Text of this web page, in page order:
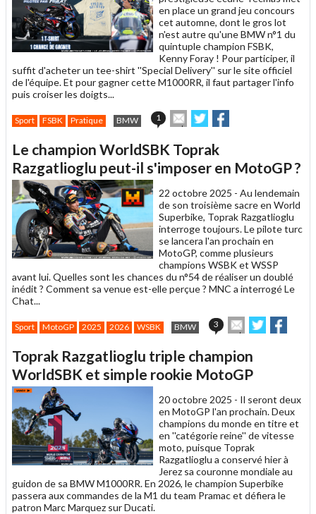
en place un grand jeu concours
cet automne, dont le gros lot
n'est autre qu'une BMW n°1 du
quintuple champion FSBK,
Kenny Foray ! Pour participer, il
suffit d'acheter un tee-shirt ''Special Delivery'' sur le site officiel
de l'équipe. Et pour gagner cette M1000RR, il faut partager l'info
puis croiser les doigts...
Sport FSBK Pratique BMW 1
Envoyer
cet
un
ami
Partager
sur sur
Le champion WorldSBK Toprak
Razgatlioglu peut-il s'imposer en MotoGP ?
22 octobre 2025 - Au lendemain
de son troisième sacre en World
Superbike, Toprak Razgatlioglu
interroge toujours. Le pilote turc
se lancera l'an prochain en
MotoGP, comme plusieurs
champions WSBK et WSSP
avant lui. Quelles sont les chances du n°54 de réaliser un doublé
inédit ? Comment sa venue est-elle perçue ? MNC a interrogé Le
Chat...
Sport MotoGP 2025 2026 WSBK BMW 3
Envoyer
cet
à
un
ami
Partager
sur sur
Toprak Razgatlioglu triple champion
WorldSBK et simple rookie MotoGP
20 octobre 2025 - Il seront deux
en MotoGP l'an prochain. Deux
champions du monde en titre et
en ''catégorie reine'' de vitesse
moto, puisque Toprak
Razgatlioglu a conservé hier à
Jerez sa couronne mondiale au
guidon de sa BMW M1000RR. En 2026, le champion Superbike
passera aux commandes de la M1 du team Pramac et défiera le
patron Marc Marquez sur Ducati.